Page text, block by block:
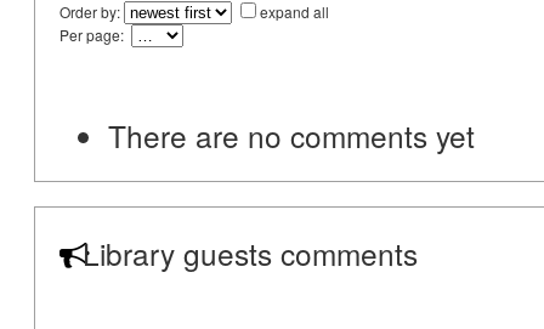
Order by:
expand all
Per page:
There are no comments yet
Library guests comments